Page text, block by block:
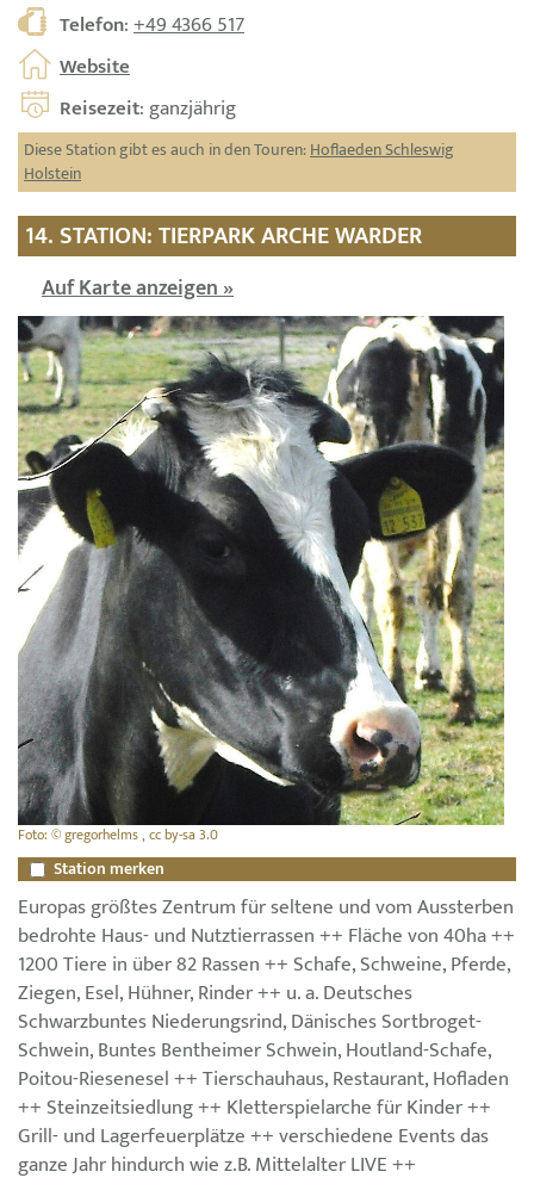
Telefon:+49 4366 517
Website
Reisezeit: ganzjährig
Diese Station gibt es auch in den Touren:Hoflaeden Schleswig
Holstein
14. STATION: TIERPARK ARCHE WARDER
Auf Karte anzeigen »
Foto: © gregorhelms , cc by-sa 3.0
Station merken
Europas größtes Zentrum für seltene und vom Aussterben
bedrohte Haus- und Nutztierrassen ++ Fläche von 40ha ++
1200 Tiere in über 82 Rassen ++ Schafe, Schweine, Pferde,
Ziegen, Esel, Hühner, Rinder ++ u. a. Deutsches
Schwarzbuntes Niederungsrind, Dänisches Sortbroget-
Schwein, Buntes Bentheimer Schwein, Houtland-Schafe,
Poitou-Riesenesel ++ Tierschauhaus, Restaurant, Hofladen
++ Steinzeitsiedlung ++ Kletterspielarche für Kinder ++
Grill- und Lagerfeuerplätze ++ verschiedene Events das
ganze Jahr hindurch wie z.B. Mittelalter LIVE ++